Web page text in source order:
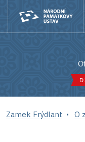
Zamek Frýdlant O